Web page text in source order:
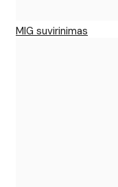
MIG suvirinimas